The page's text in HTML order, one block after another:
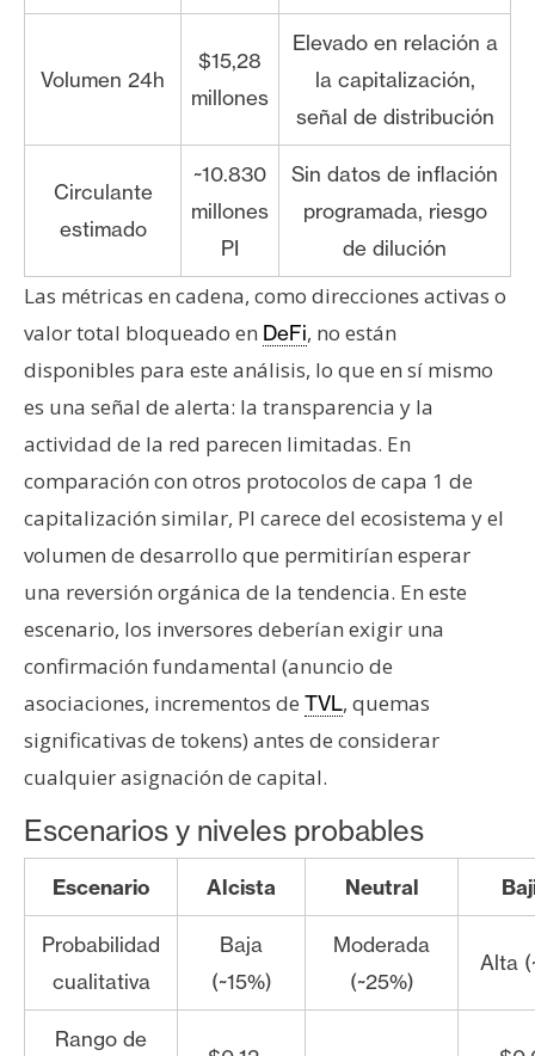
Volumen 24h
$15,28
millones
Elevado en relación a
la capitalización,
señal de distribución
Circulante
estimado
~10.830
millones
PI
Sin datos de inflación
programada, riesgo
de dilución
Las métricas en cadena, como direcciones activas o
valor total bloqueado en DeFi, no están
disponibles para este análisis, lo que en sí mismo
es una señal de alerta: la transparencia y la
actividad de la red parecen limitadas. En
comparación con otros protocolos de capa 1 de
capitalización similar, PI carece del ecosistema y el
volumen de desarrollo que permitirían esperar
una reversión orgánica de la tendencia. En este
escenario, los inversores deberían exigir una
confirmación fundamental (anuncio de
asociaciones, incrementos de TVL, quemas
significativas de tokens) antes de considerar
cualquier asignación de capital.
Escenarios y niveles probables
Escenario Alcista Neutral
Probabilidad
cualitativa
Baja
(~15%)
Moderada
(~25%)
Alta
Rango de